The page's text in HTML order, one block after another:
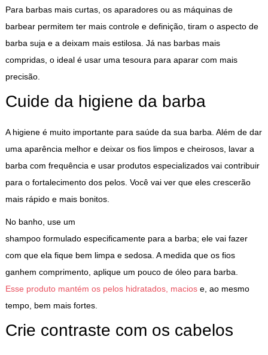
Para barbas mais curtas, os aparadores ou as máquinas de
barbear permitem ter mais controle e definição, tiram o aspecto de
barba suja e a deixam mais estilosa. Já nas barbas mais
compridas, o ideal é usar uma tesoura para aparar com mais
precisão.
Cuide da higiene da barba
A higiene é muito importante para saúde da sua barba. Além de dar
uma aparência melhor e deixar os fios limpos e cheirosos, lavar a
barba com frequência e usar produtos especializados vai contribuir
para o fortalecimento dos pelos. Você vai ver que eles crescerão
mais rápido e mais bonitos.
No banho, use um
shampoo formulado especificamente para a barba; ele vai fazer
com que ela fique bem limpa e sedosa. A medida que os fios
ganhem comprimento, aplique um pouco de óleo para barba
Esse produto mantém os pelos hidratados, maciose, ao mesmo
tempo, bem mais fortes.
Crie contraste com os cabelos